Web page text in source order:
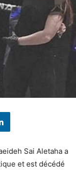
Sai Aletaha a
et est décédé